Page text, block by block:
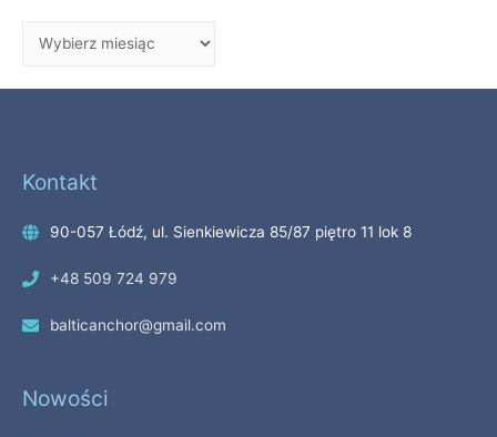
Kontakt
90-057 Łódź, ul. Sienkiewicza 85/87 piętro 11 lok 8
+48 509 724 979
balticanchor@gmail.com
Nowości